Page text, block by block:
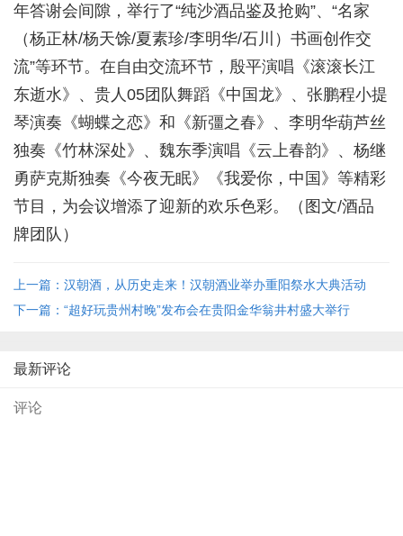
年答谢会间隙，举行了“纯沙酒品鉴及抢购”、“名家
（杨正林/杨天馀/夏素珍/李明华/石川）书画创作交
流”等环节。在自由交流环节，殷平演唱《滚滚长江
东逝水》、贵人05团队舞蹈《中国龙》、张鹏程小提
琴演奏《蝴蝶之恋》和《新彊之春》、李明华葫芦丝
独奏《竹林深处》、魏东季演唱《云上春韵》、杨继
勇萨克斯独奏《今夜无眠》《我爱你，中国》等精彩
节目，为会议增添了迎新的欢乐色彩。（图文/酒品
牌团队）
上一篇：汉朝酒，从历史走来！汉朝酒业举办重阳祭水大典活动
下一篇：“超好玩贵州村晚”发布会在贵阳金华翁井村盛大举行
最新评论